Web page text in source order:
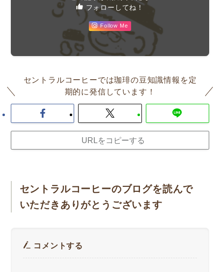
フォローしてね！
Follow Me
セントラルコーヒーでは珈琲の豆知識情報を定
期的に発信しています！
URLをコピーする
セントラルコーヒーのブログを読んで
いただきありがとうございます
コメントする